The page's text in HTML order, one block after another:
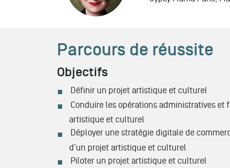
Parcours de réussite
Objectifs
Définir un projet artistique et culturel
Conduire les opérations administratives et
artistique et culturel
Déployer une stratégie digitale de
d’un projet artistique et culturel
Piloter un projet artistique et culturel